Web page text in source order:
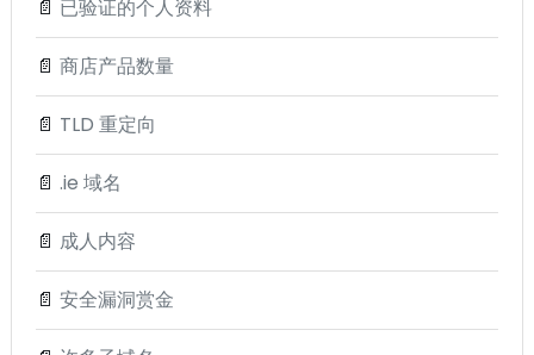
📄 已验证的个人资料
📄 商店产品数量
📄 TLD 重定向
📄 .ie 域名
📄 成人内容
📄 安全漏洞赏金